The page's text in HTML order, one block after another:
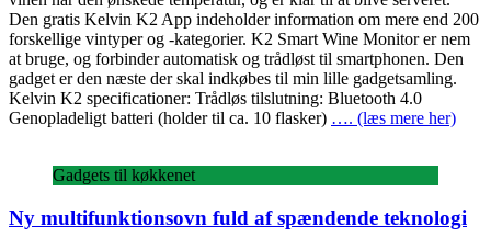
Den gratis Kelvin K2 App indeholder information om mere end 200
forskellige vintyper og -kategorier. K2 Smart Wine Monitor er nem
at bruge, og forbinder automatisk og trådløst til smartphonen. Den
gadget er den næste der skal indkøbes til min lille gadgetsamling.
Kelvin K2 specificationer: Trådløs tilslutning: Bluetooth 4.0
Genopladeligt batteri (holder til ca. 10 flasker) …. (læs mere her)
Gadgets til køkkenet
Ny multifunktionsovn fuld af spændende teknologi